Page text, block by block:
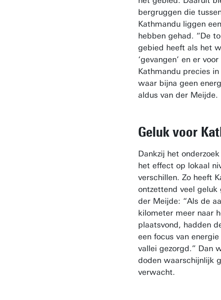
bergruggen die
Kathmandu liggen
hebben gehad. “De
gebied heeft als het
‘gevangen’ en er
Kathmandu precies
waar bijna geen
aldus van der Meijde.
Geluk voor
Dankzij het
het effect op lokaal
verschillen. Zo heeft
ontzettend veel geluk
der Meijde: “Als de
kilometer meer naar
plaatsvond, hadden
een focus van
vallei gezorgd.” Dan
doden waarschijnlijk
verwacht.